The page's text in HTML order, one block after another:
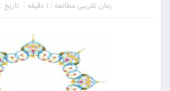
زمان تقریبی مطالعه : 1 دقیقه تاریخ : 23 مرداد 1391